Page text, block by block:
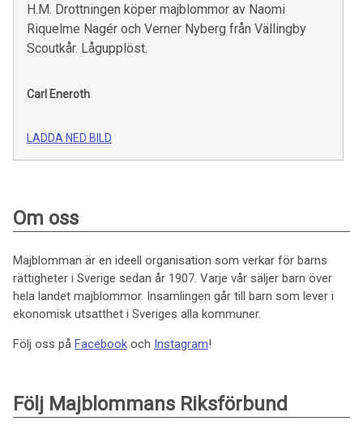
H.M. Drottningen köper majblommor av Naomi
Riquelme Nagér och Verner Nyberg från Vällingby
Scoutkår. Lågupplöst.
Carl Eneroth
LADDA NED BILD
Om oss
Majblomman är en ideell organisation som verkar för barns
rättigheter i Sverige sedan år 1907. Varje vår säljer barn över
hela landet majblommor. Insamlingen går till barn som lever i
ekonomisk utsatthet i Sveriges alla kommuner.
Följ oss på Facebook och Instagram!
Följ Majblommans Riksförbund